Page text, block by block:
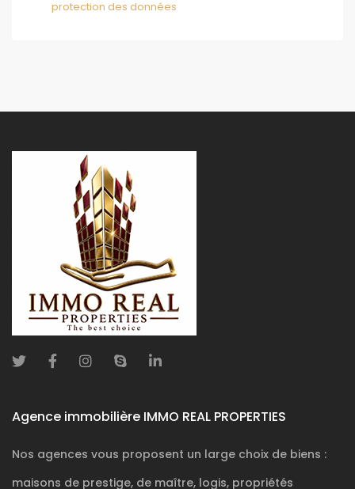
protection des données
Agence immobilière IMMO REAL PROPERTIES
Nos agences vous proposent un large choix de biens :
maisons de prestige, de maître, logis, propriétés